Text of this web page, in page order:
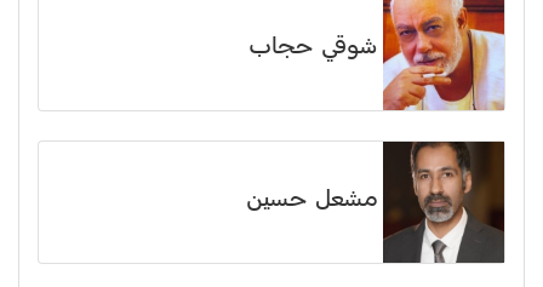
شوقي حجاب
مشعل حسين